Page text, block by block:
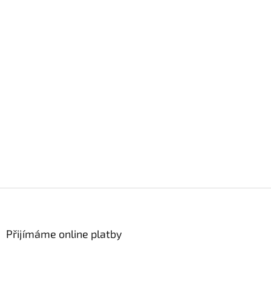
Přijímáme online platby